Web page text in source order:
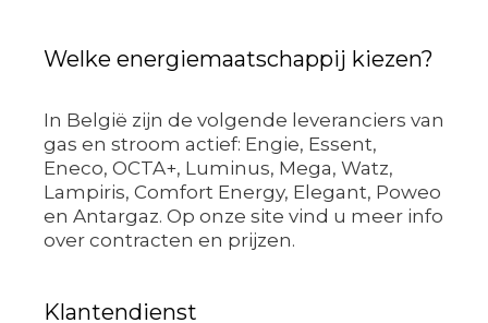
Welke energiemaatschappij kiezen?
In België zijn de volgende leveranciers van
gas en stroom actief: Engie, Essent,
Eneco, OCTA+, Luminus, Mega, Watz,
Lampiris, Comfort Energy, Elegant, Poweo
en Antargaz. Op onze site vind u meer info
over contracten en prijzen.
Klantendienst